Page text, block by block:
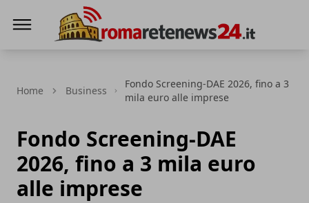
Home Business
Fondo Screening-DAE 2026, fino a 3
mila euro alle imprese
Fondo Screening-DAE
2026, fino a 3 mila euro
alle imprese